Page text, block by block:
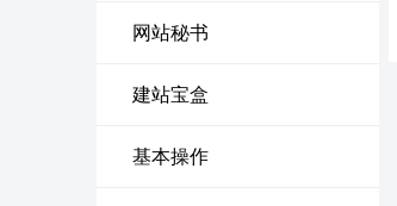
网站秘书
建站宝盒
基本操作